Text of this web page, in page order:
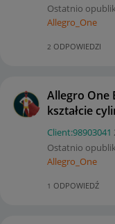
Ostatnio
Allegro_One
2 ODPOWIEDZI
Allegro One
kształcie
Client:98903041
Ostatnio
Allegro_One
1 ODPOWIEDŹ